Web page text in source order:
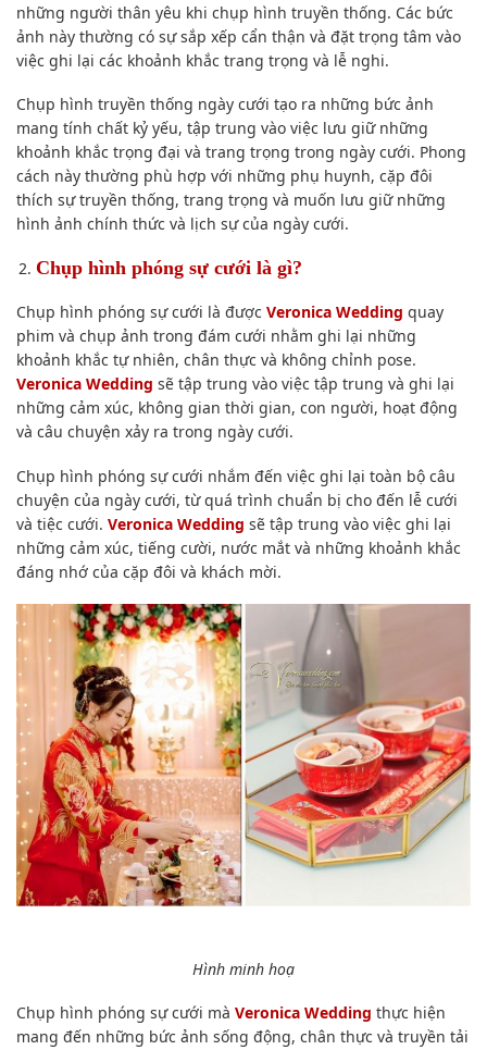
những người thân yêu khi chụp hình truyền thống. Các bức
ảnh này thường có sự sắp xếp cẩn thận và đặt trọng tâm vào
việc ghi lại các khoảnh khắc trang trọng và lễ nghi.
Chụp hình truyền thống ngày cưới tạo ra những bức ảnh
mang tính chất kỷ yếu, tập trung vào việc lưu giữ những
khoảnh khắc trọng đại và trang trọng trong ngày cưới. Phong
cách này thường phù hợp với những phụ huynh, cặp đôi
thích sự truyền thống, trang trọng và muốn lưu giữ những
hình ảnh chính thức và lịch sự của ngày cưới.
Chụp hình phóng sự cưới là gì?
Chụp hình phóng sự cưới là được Veronica Wedding quay
phim và chụp ảnh trong đám cưới nhằm ghi lại những
khoảnh khắc tự nhiên, chân thực và không chỉnh pose.
Veronica Wedding sẽ tập trung vào việc tập trung và ghi lại
những cảm xúc, không gian thời gian, con người, hoạt động
và câu chuyện xảy ra trong ngày cưới.
Chụp hình phóng sự cưới nhắm đến việc ghi lại toàn bộ câu
chuyện của ngày cưới, từ quá trình chuẩn bị cho đến lễ cưới
và tiệc cưới. Veronica Wedding sẽ tập trung vào việc ghi lại
những cảm xúc, tiếng cười, nước mắt và những khoảnh khắc
đáng nhớ của cặp đôi và khách mời.
Hình minh hoạ
Chụp hình phóng sự cưới mà Veronica Wedding thực hiện
mang đến những bức ảnh sống động, chân thực và truyền tải